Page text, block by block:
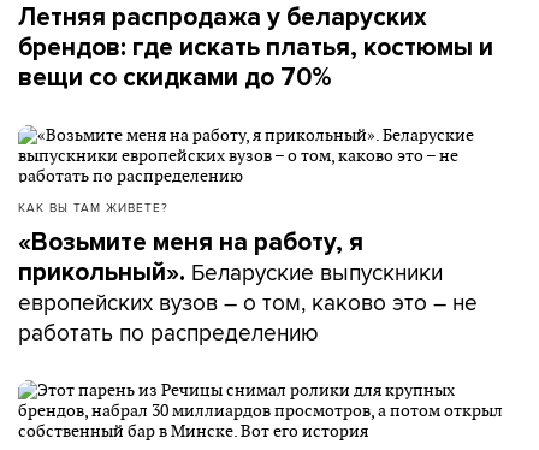
Летняя распродажа у беларуских
брендов: где искать платья, костюмы и
вещи со скидками до 70%
КАК ВЫ ТАМ ЖИВЕТЕ?
«Возьмите меня на работу, я
прикольный». Беларуские выпускники
европейских вузов – о том, каково это – не
работать по распределению